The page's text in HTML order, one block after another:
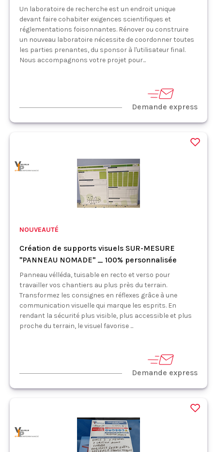
Un laboratoire de recherche est un endroit unique
devant faire cohabiter exigences scientifiques et
réglementations foisonnantes. Rénover ou construire
un nouveau laboratoire nécessite de coordonner toutes
les parties prenantes, du sponsor à l'utilisateur final.
Nous accompagnons votre projet pour...
Demande express
NOUVEAUTÉ
Création de supports visuels SUR-MESURE
"PANNEAU NOMADE" _ 100% personnalisée
Panneau vélléda, tuisable en recto et verso pour
travailler vos chantiers au plus près du terrain.
Transformez les consignes en réflexes grâce à une
communication visuelle qui marque les esprits. En
rendant la sécurité plus visible, plus accessible et plus
proche du terrain, le visuel favorise ...
Demande express